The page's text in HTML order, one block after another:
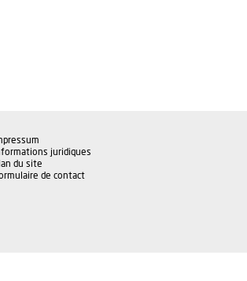
juridiques
du site
de contact